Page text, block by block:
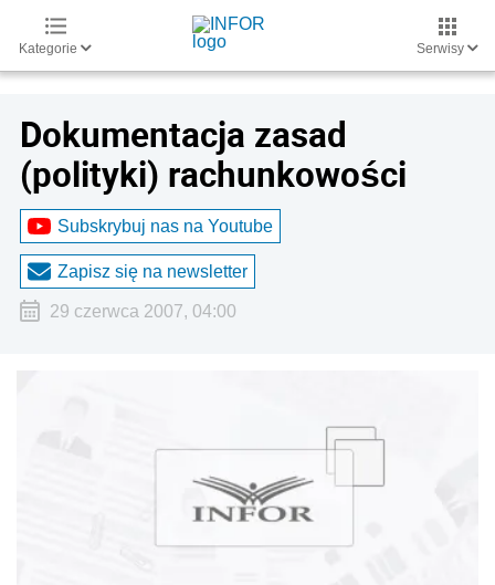
Kategorie Serwisy
Dokumentacja zasad
(polityki) rachunkowości
Subskrybuj nas na Youtube
Zapisz się na newsletter
29 czerwca 2007, 04:00